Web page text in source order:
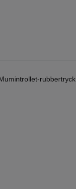
rubbertryck